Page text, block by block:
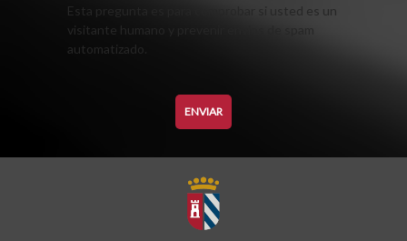
Esta pregunta es para comprobar si usted es un
visitante humano y prevenir envíos de spam
automatizado.